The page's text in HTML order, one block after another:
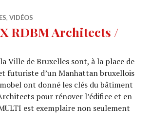
, VIDÉOS
RDBM Architects /
Ville de Bruxelles sont, à la place de
futuriste d’un Manhattan bruxellois
ont donné les clés du bâtiment
pour rénover l’édifice et en
est exemplaire non seulement
URBAIN (15/34) : CONIX RDBM